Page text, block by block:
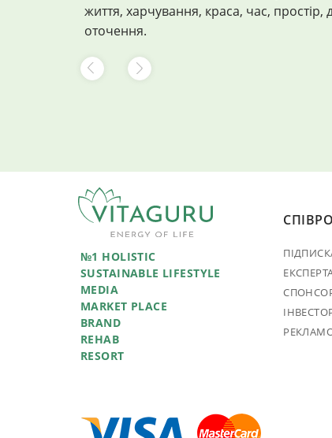
життя, харчування, краса, час, простір,
оточення.
№1 HOLISTIC
SUSTAINABLE LIFESTYLE
MEDIA
MARKET PLACE
BRAND
REHAB
RESORT